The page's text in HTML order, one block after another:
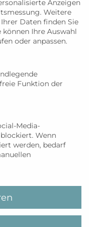
,
Robusto
Anzeigen
Weitere
Daten finden Sie
können Ihre Auswahl
oder anpassen.
Funktion der
Media-
Wenn
werden, bedarf